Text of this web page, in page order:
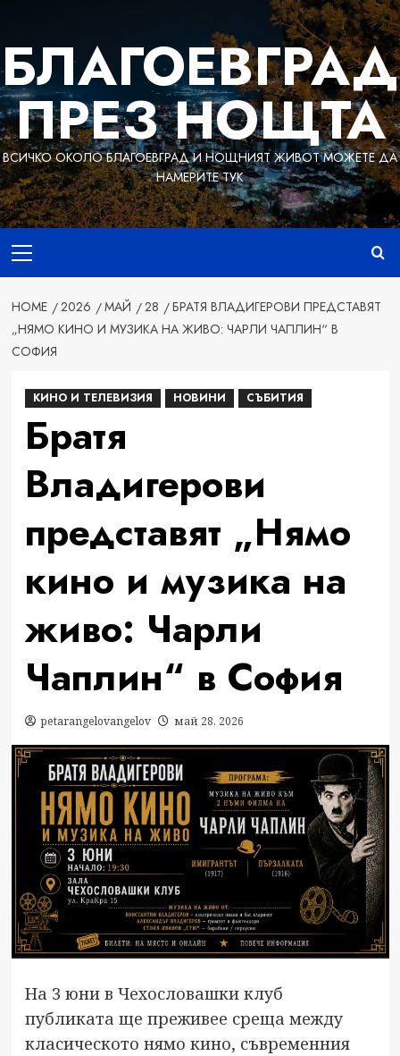
content
БЛАГОЕВГРАД
ПРЕЗ НОЩТА
ВСИЧКО ОКОЛО БЛАГОЕВГРАД И НОЩНИЯТ ЖИВОТ МОЖЕТЕ ДА
НАМЕРИТЕ ТУК
Menu
HOME 2026 МАЙ 28
БРАТЯ ВЛАДИГЕРОВИ ПРЕДСТАВЯТ
„НЯМО КИНО И МУЗИКА НА ЖИВО: ЧАРЛИ ЧАПЛИН“ В
СОФИЯ
КИНО И ТЕЛЕВИЗИЯ НОВИНИ СЪБИТИЯ
Братя
Владигерови
представят „Нямо
кино и музика на
живо: Чарли
Чаплин“ в София
petarangelovangelov май 28, 2026
На 3 юни в Чехословашки клуб
публиката ще преживее среща между
класическото нямо кино, съвременния